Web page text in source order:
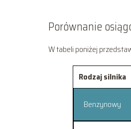
Porównanie
W tabeli poniżej
Rodzaj silnika
Benzynowy